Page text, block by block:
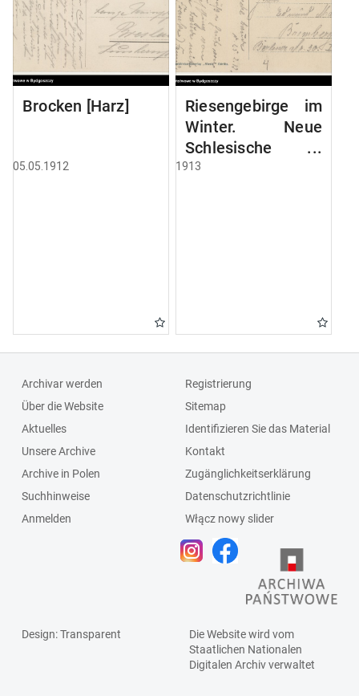
Brocken [Harz]
05.05.1912
Riesengebirge im
Winter. Neue
Schlesische
Baude, 1195 mtr
1913
Archivar werden
Über die Website
Aktuelles
Unsere Archive
Archive in Polen
Suchhinweise
Anmelden
Registrierung
Sitemap
Identifizieren Sie das Material
Kontakt
Zugänglichkeitserklärung
Datenschutzrichtlinie
Włącz nowy slider
Design: Transparent
Die Website wird vom
Staatlichen Nationalen
Digitalen Archivverwaltet